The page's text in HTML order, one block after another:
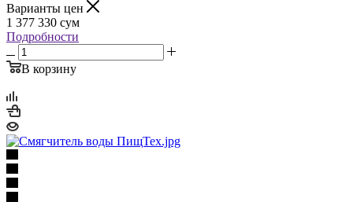
Варианты цен
1 377 330 сум
Подробности
В корзину